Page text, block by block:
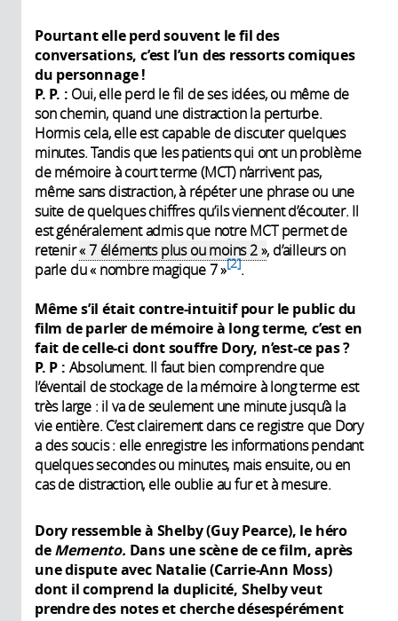
Pourtant elle perd souvent le fil des
conversations, c’est l’un des ressorts comiques
du personnage !
P. P. : Oui, elle perd le fil de ses idées, ou même de
son chemin, quand une distraction la perturbe.
Hormis cela, elle est capable de discuter quelques
minutes. Tandis que les patients qui ont un problème
de mémoire à court terme (MCT) n’arrivent pas,
même sans distraction, à répéter une phrase ou une
suite de quelques chiffres qu’ils viennent d’écouter. Il
est généralement admis que notre MCT permet de
retenir« 7 éléments plus ou moins 2 », d’ailleurs on
parle du « nombre magique 7 » 2 .
Même s’il était contre-intuitif pour le public du
film de parler de mémoire à long terme, c’est en
fait de celle-ci dont souffre Dory, n’est-ce pas?
P. P : Absolument. Il faut bien comprendre que
l’éventail de stockage de la mémoire à long terme est
très large : il va de seulement une minute jusqu’à la
vie entière. C’est clairement dans ce registre que Dory
a des soucis : elle enregistre les informations pendant
quelques secondes ou minutes, mais ensuite, ou en
cas de distraction, elle oublie au fur et à mesure.
Dory ressemble à Shelby (Guy Pearce), le héro
deMemento. Dans une scène de ce film, après
une dispute avec Natalie (Carrie-Ann Moss)
dont il comprend la duplicité, Shelby veut
prendre des notes et cherche désespérément